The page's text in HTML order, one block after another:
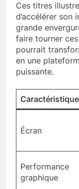
Ces titres
d’accélérer son
grande
faire tourner
pourrait
en une
puissante.
Écran
Performance
graphique